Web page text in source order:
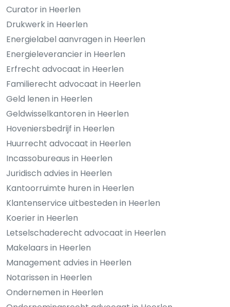
Curator in Heerlen
Drukwerk in Heerlen
Energielabel aanvragen in Heerlen
Energieleverancier in Heerlen
Erfrecht advocaat in Heerlen
Familierecht advocaat in Heerlen
Geld lenen in Heerlen
Geldwisselkantoren in Heerlen
Hoveniersbedrijf in Heerlen
Huurrecht advocaat in Heerlen
Incassobureaus in Heerlen
Juridisch advies in Heerlen
Kantoorruimte huren in Heerlen
Klantenservice uitbesteden in Heerlen
Koerier in Heerlen
Letselschaderecht advocaat in Heerlen
Makelaars in Heerlen
Management advies in Heerlen
Notarissen in Heerlen
Ondernemen in Heerlen